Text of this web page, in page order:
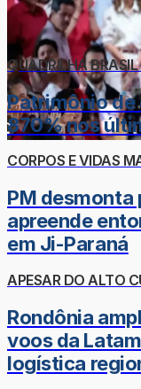
QUADRILHA BRASIL
Patrimônio de
870% nos
CORPOS E VIDAS
PM desmonta
apreende
em Ji-Paraná
APESAR DO ALTO
Rondônia
voos da
logística